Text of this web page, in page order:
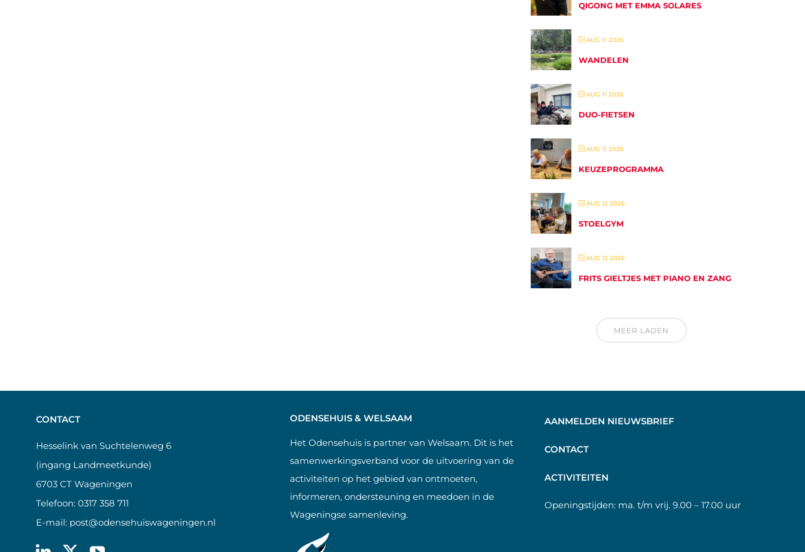
QIGONG MET EMMA SOLARES
AUG 11 2026
WANDELEN
AUG 11 2026
DUO-FIETSEN
AUG 11 2026
KEUZEPROGRAMMA
AUG 12 2026
STOELGYM
AUG 12 2026
FRITS GIELTJES MET PIANO EN ZANG
MEER LADEN
CONTACT
Hesselink van Suchtelenweg 6
(ingang Landmeetkunde)
6703 CT Wageningen
Telefoon: 0317 358 711
E-mail: post@odensehuiswageningen.nl
ODENSEHUIS & WELSAAM
Het Odensehuis is partner van Welsaam. Dit is het
samenwerkingsverband voor de uitvoering van de
activiteiten op het gebied van ontmoeten,
informeren, ondersteuning en meedoen in de
Wageningse samenleving.
AANMELDEN NIEUWSBRIEF
CONTACT
ACTIVITEITEN
Openingstijden: ma. t/m vrij. 9.00 – 17.00 uur